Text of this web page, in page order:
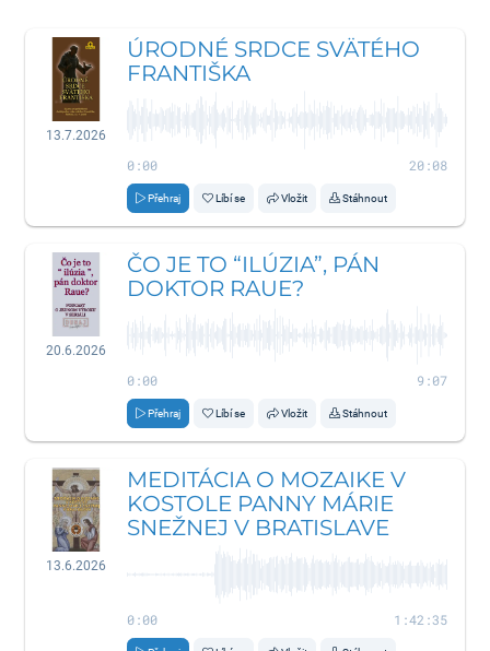
13.7.2026
ÚRODNÉ SRDCE SVÄTÉHO
FRANTIŠKA
0:00 20:08
Přehraj Líbí se Vložit Stáhnout
20.6.2026
ČO JE TO “ILÚZIA”, PÁN
DOKTOR RAUE?
0:00 9:07
Přehraj Líbí se Vložit Stáhnout
13.6.2026
MEDITÁCIA O MOZAIKE V
KOSTOLE PANNY MÁRIE
SNEŽNEJ V BRATISLAVE
0:00 1:42:35